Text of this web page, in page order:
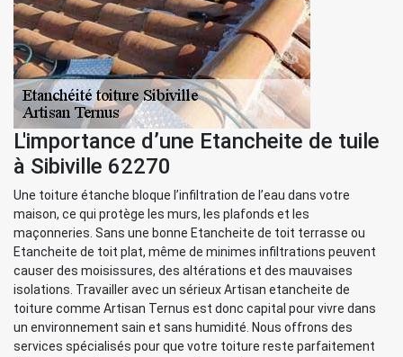
L'importance d’une Etancheite de tuile
à Sibiville 62270
Une toiture étanche bloque l’infiltration de l’eau dans votre
maison, ce qui protège les murs, les plafonds et les
maçonneries. Sans une bonne Etancheite de toit terrasse ou
Etancheite de toit plat, même de minimes infiltrations peuvent
causer des moisissures, des altérations et des mauvaises
isolations. Travailler avec un sérieux Artisan etancheite de
toiture comme Artisan Ternus est donc capital pour vivre dans
un environnement sain et sans humidité. Nous offrons des
services spécialisés pour que votre toiture reste parfaitement